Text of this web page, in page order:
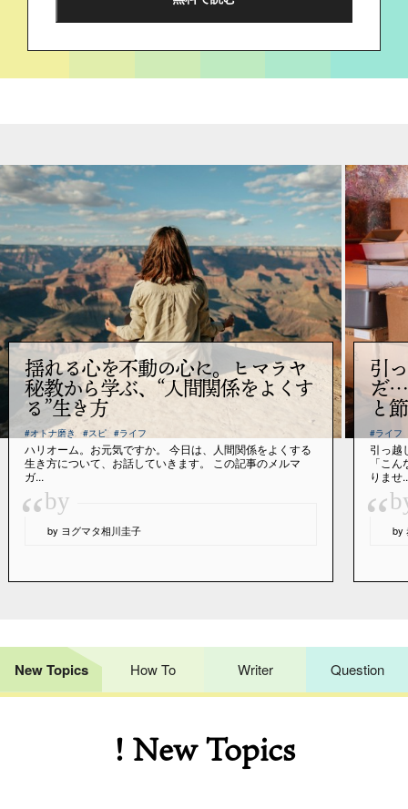
揺れる心を不動の心に。ヒマラヤ
秘教から学ぶ、“人間関係をよくす
る”生き方
#オトナ磨き #スピ #ライフ
ハリオーム。お元気ですか。 今日は、人間関係をよくする
生き方について、お話していきます。 この記事のメルマ
ガ...
“by
by ヨグマタ相川圭子
引
だ…
と
#ライフ
引っ越
「こ
りませ
“ by
New Topics How To Writer Question
! New Topics